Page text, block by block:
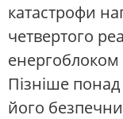
катастрофи
четвертого
енергоблоком
Пізніше
його